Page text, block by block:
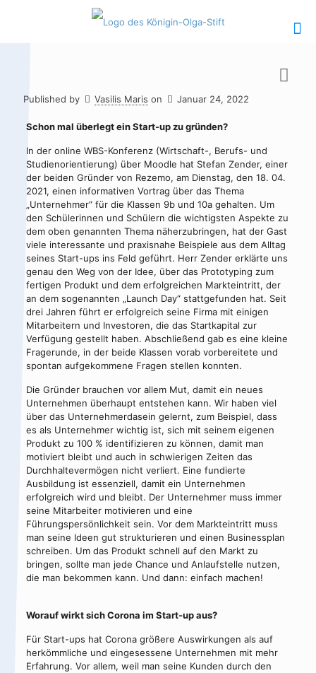
Hauptinhalt Alt + Shift + H
Speiseplan Alt + Shift + S
Kalender Alt + Shift + K
Kontakte /
Sekretariat
Alt + Shift +
C
Published by Vasilis Maris on Januar 24, 2022
Schon mal überlegt ein Start-up zu gründen?
In der online WBS-Konferenz (Wirtschaft-, Berufs- und
Studienorientierung) über Moodle hat Stefan Zender, einer
der beiden Gründer von Rezemo, am Dienstag, den 18. 04.
2021, einen informativen Vortrag über das Thema
„Unternehmer“ für die Klassen 9b und 10a gehalten. Um
den Schülerinnen und Schülern die wichtigsten Aspekte zu
dem oben genannten Thema näherzubringen, hat der Gast
viele interessante und praxisnahe Beispiele aus dem Alltag
seines Start-ups ins Feld geführt. Herr Zender erklärte uns
genau den Weg von der Idee, über das Prototyping zum
fertigen Produkt und dem erfolgreichen Markteintritt, der
an dem sogenannten „Launch Day“ stattgefunden hat. Seit
drei Jahren führt er erfolgreich seine Firma mit einigen
Mitarbeitern und Investoren, die das Startkapital zur
Verfügung gestellt haben. Abschließend gab es eine kleine
Fragerunde, in der beide Klassen vorab vorbereitete und
spontan aufgekommene Fragen stellen konnten.
Die Gründer brauchen vor allem Mut, damit ein neues
Unternehmen überhaupt entstehen kann. Wir haben viel
über das Unternehmerdasein gelernt, zum Beispiel, dass
es als Unternehmer wichtig ist, sich mit seinem eigenen
Produkt zu 100 % identifizieren zu können, damit man
motiviert bleibt und auch in schwierigen Zeiten das
Durchhaltevermögen nicht verliert. Eine fundierte
Ausbildung ist essenziell, damit ein Unternehmen
erfolgreich wird und bleibt. Der Unternehmer muss immer
seine Mitarbeiter motivieren und eine
Führungspersönlichkeit sein. Vor dem Markteintritt muss
man seine Ideen gut strukturieren und einen Businessplan
schreiben. Um das Produkt schnell auf den Markt zu
bringen, sollte man jede Chance und Anlaufstelle nutzen,
die man bekommen kann. Und dann: einfach machen!
Worauf wirkt sich Corona im Start-up aus?
Für Start-ups hat Corona größere Auswirkungen als auf
herkömmliche und eingesessene Unternehmen mit mehr
Erfahrung. Vor allem, weil man seine Kunden durch den